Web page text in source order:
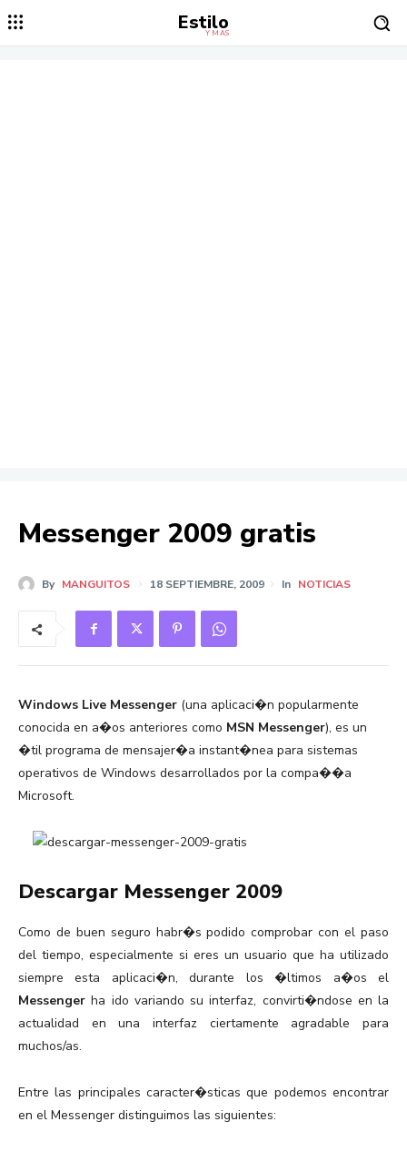
Estilo
Y MÁS
Messenger 2009 gratis
By MANGUITOS 18 SEPTIEMBRE, 2009 In NOTICIAS
Windows Live Messenger (una aplicaci�n popularmente
conocida en a�os anteriores como MSN Messenger), es un
�til programa de mensajer�a instant�nea para sistemas
operativos de Windows desarrollados por la compa��a
Microsoft.
Descargar Messenger 2009
Como de buen seguro habr�s podido comprobar con el paso
del tiempo, especialmente si eres un usuario que ha utilizado
siempre esta aplicaci�n, durante los �ltimos a�os el
Messenger ha ido variando su interfaz, convirti�ndose en la
actualidad en una interfaz ciertamente agradable para
muchos/as.
Entre las principales caracter�sticas que podemos encontrar
en el Messenger distinguimos las siguientes: